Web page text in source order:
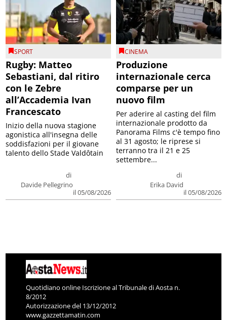
SPORT
Rugby: Matteo
Sebastiani, dal ritiro
con le Zebre
all’Accademia Ivan
Francescato
di
Davide Pellegrino
il 05/08/2026
Inizio della nuova stagione
agonistica all'insegna delle
soddisfazioni per il giovane
talento dello Stade Valdôtain
CINEMA
Produzione
internazionale cerca
comparse per un
nuovo film
di
Erika David
il 05/08/2026
Per aderire al casting del film
internazionale prodotto da
Panorama Films c'è tempo fino
al 31 agosto; le riprese si
terranno tra il 21 e 25
settembre...
Quotidiano online Iscrizione al Tribunale di Aosta n.
8/2012
Autorizzazione del 13/12/2012
www.gazzettamatin.com